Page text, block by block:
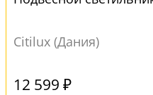
Citilux (Дания)
12 599 ₽